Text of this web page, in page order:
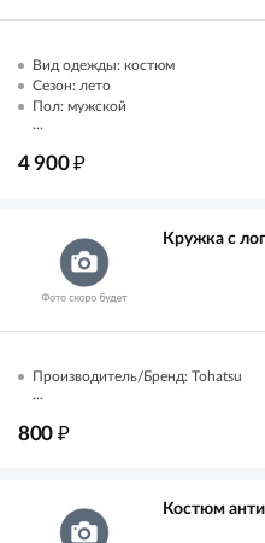
Вид одежды: костюм
Сезон: лето
Пол: мужской
...
4 900₽
Кружка с
Производитель/Бренд: Tohatsu
...
800 ₽
Костюм